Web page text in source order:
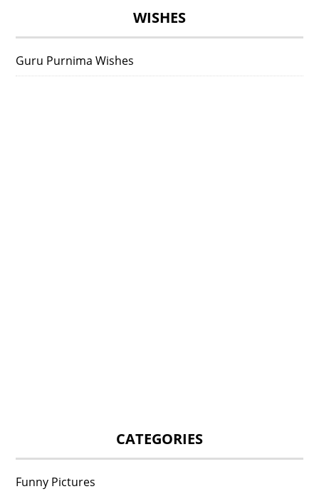
WISHES
Guru Purnima Wishes
CATEGORIES
Funny Pictures